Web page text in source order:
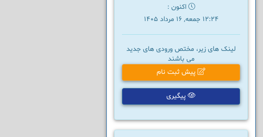
اکنون :
12:24 جمعه, 16 مرداد 1405
لینک های زیر، مختص ورودی های جدید
می باشند
پیش ثبت نام
پیگیری